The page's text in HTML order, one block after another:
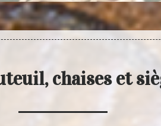
chaises et